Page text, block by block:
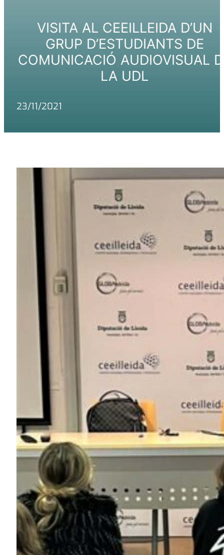
VISITA AL CEEILLEIDA D’UN
GRUP D’ESTUDIANTS DE
COMUNICACIÓ AUDIOVISUAL
LA UDL
23/11/2021